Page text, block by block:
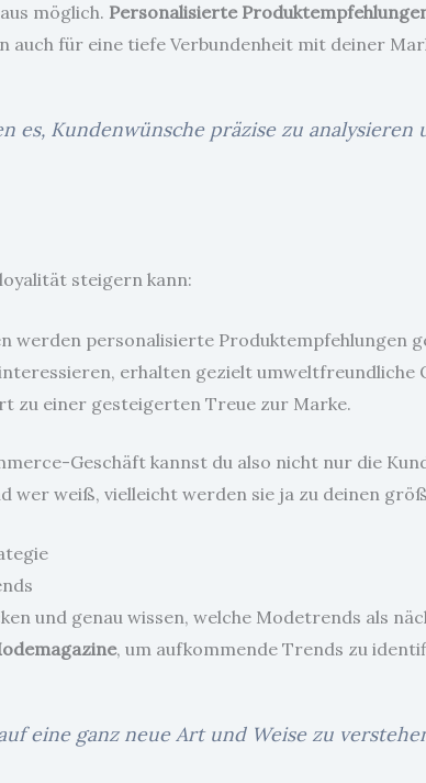
möglich. Personalisierte
auch für eine tiefe Verbundenheit mit deiner
es, Kundenwünsche präzise zu
steigern kann:
werden personalisierte Produktempfehlungen
erhalten gezielt umweltfreundliche
zu einer gesteigerten Treue zur Marke.
Geschäft kannst du also nicht nur die
wer weiß, vielleicht werden sie ja zu deinen
und genau wissen, welche Modetrends als
, um aufkommende Trends zu
eine ganz neue Art und Weise zu